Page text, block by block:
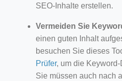
SEO-Inhalte erstellen.
Vermeiden Sie
einen guten Inhalt
besuchen Sie dieses
Prüfer, um die
Sie müssen auch nach